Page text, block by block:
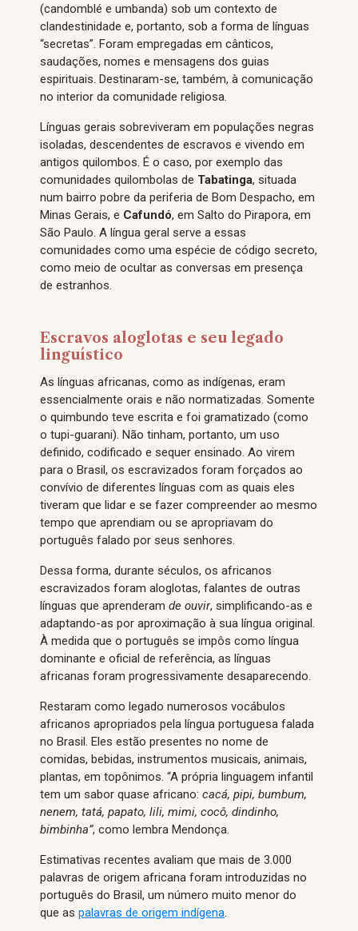
(candomblé e umbanda) sob um contexto de
clandestinidade e, portanto, sob a forma de línguas
“secretas”. Foram empregadas em cânticos,
saudações, nomes e mensagens dos guias
espirituais. Destinaram-se, também, à comunicação
no interior da comunidade religiosa.
Línguas gerais sobreviveram em populações negras
isoladas, descendentes de escravos e vivendo em
antigos quilombos. É o caso, por exemplo das
comunidades quilombolas de Tabatinga, situada
num bairro pobre da periferia de Bom Despacho, em
Minas Gerais, e Cafundó, em Salto do Pirapora, em
São Paulo. A língua geral serve a essas
comunidades como uma espécie de código secreto,
como meio de ocultar as conversas em presença
de estranhos.
Escravos aloglotas e seu legado
linguístico
As línguas africanas, como as indígenas, eram
essencialmente orais e não normatizadas. Somente
o quimbundo teve escrita e foi gramatizado (como
o tupi-guarani). Não tinham, portanto, um uso
definido, codificado e sequer ensinado. Ao virem
para o Brasil, os escravizados foram forçados ao
convívio de diferentes línguas com as quais eles
tiveram que lidar e se fazer compreender ao mesmo
tempo que aprendiam ou se apropriavam do
português falado por seus senhores.
Dessa forma, durante séculos, os africanos
escravizados foram aloglotas, falantes de outras
línguas que aprenderam de ouvir, simplificando-as e
adaptando-as por aproximação à sua língua original.
À medida que o português se impôs como língua
dominante e oficial de referência, as línguas
africanas foram progressivamente desaparecendo.
Restaram como legado numerosos vocábulos
africanos apropriados pela língua portuguesa falada
no Brasil. Eles estão presentes no nome de
comidas, bebidas, instrumentos musicais, animais,
plantas, em topônimos. “A própria linguagem infantil
tem um sabor quase africano: cacá, pipi, bumbum,
nenem, tatá, papato, lili, mimi, cocô, dindinho,
bimbinha”, como lembra Mendonça.
Estimativas recentes avaliam que mais de 3.000
palavras de origem africana foram introduzidas no
português do Brasil, um número muito menor do
que as palavras de origem indígena.